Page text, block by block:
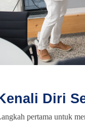
Diri
pertama untuk